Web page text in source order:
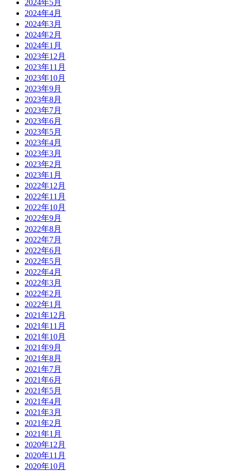
2024年5月
2024年4月
2024年3月
2024年2月
2024年1月
2023年12月
2023年11月
2023年10月
2023年9月
2023年8月
2023年7月
2023年6月
2023年5月
2023年4月
2023年3月
2023年2月
2023年1月
2022年12月
2022年11月
2022年10月
2022年9月
2022年8月
2022年7月
2022年6月
2022年5月
2022年4月
2022年3月
2022年2月
2022年1月
2021年12月
2021年11月
2021年10月
2021年9月
2021年8月
2021年7月
2021年6月
2021年5月
2021年4月
2021年3月
2021年2月
2021年1月
2020年12月
2020年11月
2020年10月